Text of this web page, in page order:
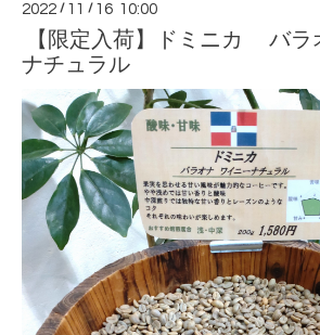
2022 / 11 / 16 10:00
【限定入荷】ドミニカ バラ
ナチュラル